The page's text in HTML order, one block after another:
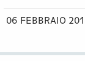
06 FEBBRAIO